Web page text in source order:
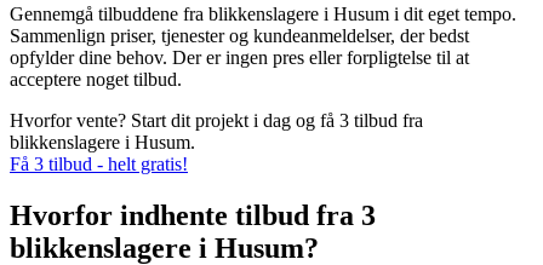
Gennemgå tilbuddene fra blikkenslagere i Husum i dit eget tempo.
Sammenlign priser, tjenester og kundeanmeldelser, der bedst
opfylder dine behov. Der er ingen pres eller forpligtelse til at
acceptere noget tilbud.
Hvorfor vente? Start dit projekt i dag og få 3 tilbud fra
blikkenslagere i Husum.
Få 3 tilbud - helt gratis!
Hvorfor indhente tilbud fra 3
blikkenslagere i Husum?